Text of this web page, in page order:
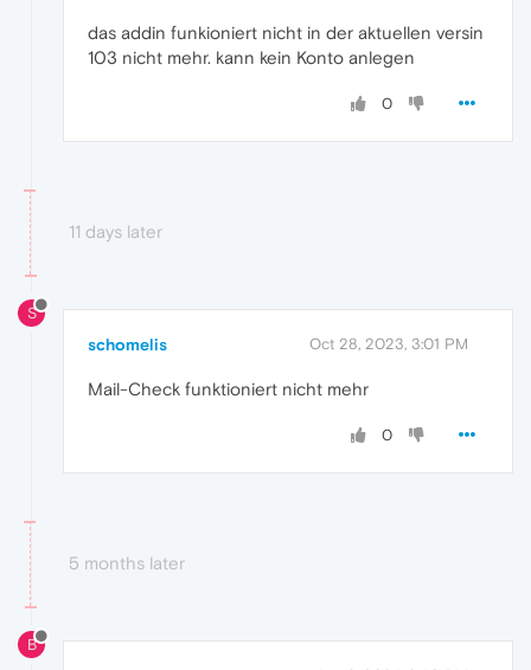
das addin funkioniert nicht in der aktuellen versin
103 nicht mehr. kann kein Konto anlegen
0
11 days later
S
schomelis Oct 28, 2023, 3:01 PM
Mail-Check funktioniert nicht mehr
0
5 months later
B